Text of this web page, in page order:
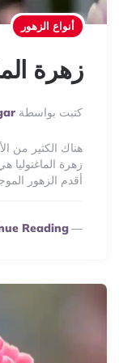
أنواع الزهور
زهرة
Posted
By
كتبت بواسطة
هناك الكثير من
زهرة
أقدم الزهور
Reading